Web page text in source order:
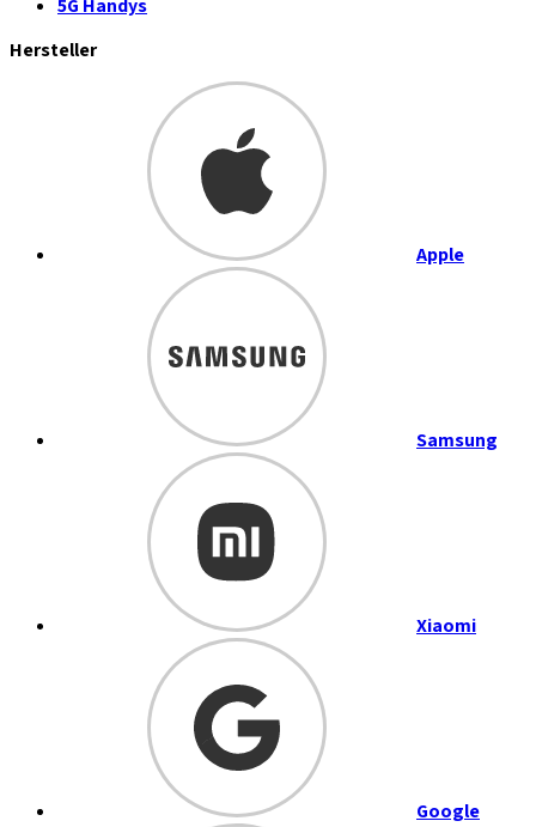
5G Handys
Hersteller
Apple
Samsung
Xiaomi
Google